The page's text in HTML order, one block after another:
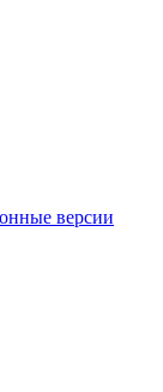
версии